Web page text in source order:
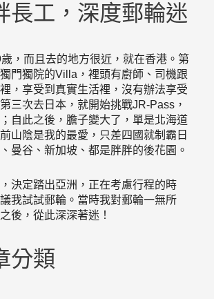
長工，深度郵輪迷
，而且去的地方很近，就在香港。第
門獨院的Villa，裡頭有廚師、司機跟
，享受到真實生活裡，沒有辦法享受
三次去日本，就開始挑戰JR-Pass，
自此之後，膽子變大了，單是北海道
山陰是我的最愛，只差四國就制霸日
曼谷、新加坡、都是胖胖的後花園。
決定踏出亞洲，正在考慮行程的時
我試試郵輪。當時我對郵輪一無所
後，從此深深著迷！
分類